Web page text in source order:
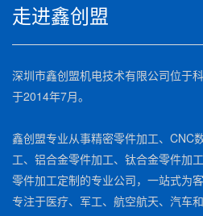
走进鑫创盟
深圳市鑫创盟机电技术有限公司位于
于2014年7月。
鑫创盟专业从事精密零件加工、CNC
工、铝合金零件加工、钛合金零件加
零件加工定制的专业公司，一站式为
专注于医疗、军工、航空航天、汽车